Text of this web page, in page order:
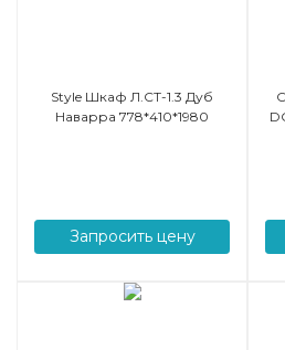
Style Шкаф Л.СТ-1.3 Дуб
Наварра 778*410*1980
Запросить цену